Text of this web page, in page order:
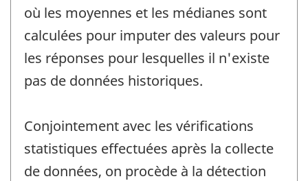
où les moyennes et les médianes sont
calculées pour imputer des valeurs pour
les réponses pour lesquelles il n'existe
pas de données historiques.
Conjointement avec les vérifications
statistiques effectuées après la collecte
de données, on procède à la détection